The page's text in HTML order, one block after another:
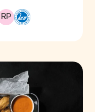
RP
Runsasproteiininen
H
ä
ä
S